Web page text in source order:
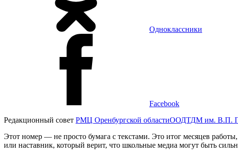
Одноклассники
Facebook
Редакционный совет РМЦ Оренбургской областиООДТДМ им. В.П.
Этот номер — не просто бумага с текстами. Это итог месяцев
или наставник, который верит, что школьные медиа могут быть